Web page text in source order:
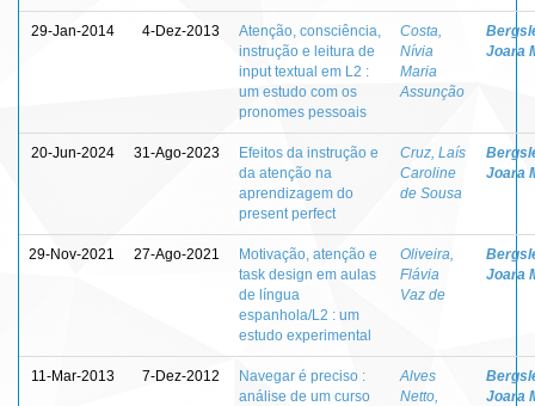
29-Jan-2014 4-Dez-2013
Atenção, consciência,
instrução e leitura de
input textual em L2 :
um estudo com os
pronomes pessoais
Costa,
Nívia
Maria
Assunção
Joara
20-Jun-2024 31-Ago-2023
Efeitos da instrução e
da atenção na
aprendizagem do
present perfect
Cruz, Laís
Caroline
de Sousa
Joara
29-Nov-2021 27-Ago-2021
Motivação, atenção e
task design em aulas
de língua
espanhola/L2 : um
estudo experimental
Oliveira,
Flávia
Vaz de
Joara
11-Mar-2013 7-Dez-2012
Navegar é preciso :
análise de um curso
Alves
Netto,
Joara